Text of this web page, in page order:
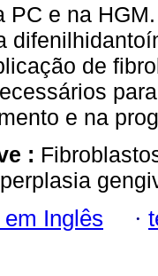
PC e na
de
e na
:
Inglês ·